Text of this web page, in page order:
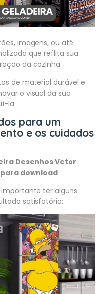
imagens, ou até
que reflita sua
da cozinha.
de material durável e
o visual da sua
la.
para um
e os cuidados
Desenhos Vetor
download
ter alguns
satisfatório: